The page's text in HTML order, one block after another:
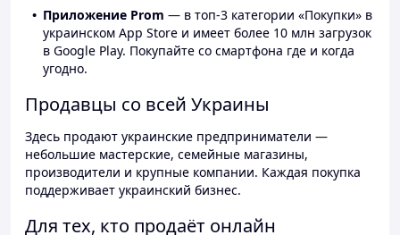
Приложение Prom — в топ-3 категории «Покупки» в
украинском App Store и имеет более 10 млн загрузок
в Google Play. Покупайте со смартфона где и когда
угодно.
Продавцы со всей Украины
Здесь продают украинские предприниматели —
небольшие мастерские, семейные магазины,
производители и крупные компании. Каждая покупка
поддерживает украинский бизнес.
Для тех, кто продаёт онлайн